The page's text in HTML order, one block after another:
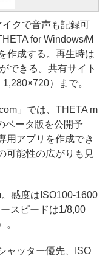
クで音声も記録可
for Windows/M
作成する。再生時は
できる。共有サイト
）まで。
」では、THETA m
ベータ版を公開予
用アプリを作成でき
可能性の広がりも見
感度はISO100-1600
スピードは1/8,00
ャッター優先、ISO